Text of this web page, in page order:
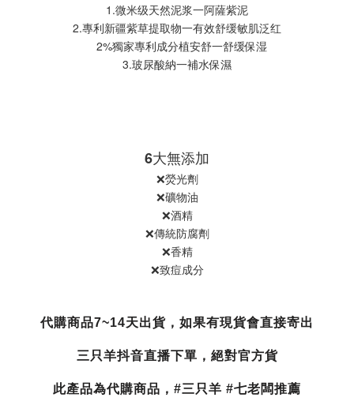
1.微米级天然泥浆一阿薩紫泥
2.專利新疆紫草提取物一有效舒缓敏肌泛红
2%獨家專利成分植安舒一舒缓保湿
3.玻尿酸納一補水保濕
6大無添加
❌熒光劑
❌礦物油
❌酒精
❌傳統防腐劑
❌香精
❌致痘成分
代購商品7~14天出貨，如果有現貨會直接寄出
三只羊抖音直播下單，絕對官方貨
此產品為代購商品，#三只羊 #七老闆推薦